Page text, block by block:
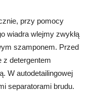
przy pomocy
wiadra wlejmy zwykłą
szamponem. Przed
z detergentem
W autodetailingowej
separatorami brudu.